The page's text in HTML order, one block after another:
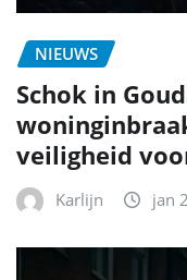
NIEUWS
Schok in
veiligheid
Karlijn jan